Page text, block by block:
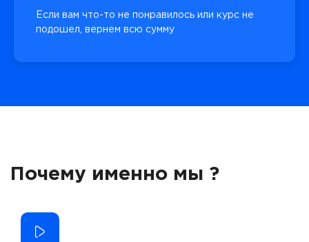
Если вам что-то не понравилось или курс не
подошел, вернем всю сумму
Почему именно мы ?